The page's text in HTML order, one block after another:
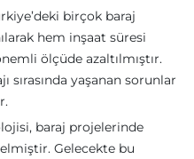
birçok baraj
hem inşaat süresi
ölçüde azaltılmıştır.
sırasında yaşanan sorunlar
baraj projelerinde
Gelecekte bu